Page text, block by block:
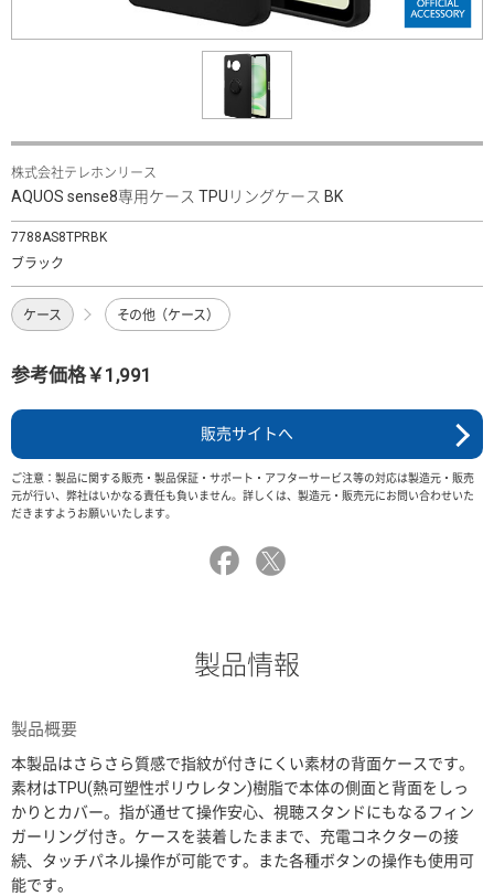
株式会社テレホンリース
AQUOS sense8専用ケース TPUリングケース BK
7788AS8TPRBK
ブラック
ケース その他（ケース）
参考価格￥1,991
販売サイトへ
ご注意：製品に関する販売・製品保証・サポート・アフターサービス等の対応は製造元・販売
元が行い、弊社はいかなる責任も負いません。詳しくは、製造元・販売元にお問い合わせいた
だきますようお願いいたします。
製品情報
製品概要
本製品はさらさら質感で指紋が付きにくい素材の背面ケースです。
素材はTPU(熱可塑性ポリウレタン)樹脂で本体の側面と背面をしっ
かりとカバー。指が通せて操作安心、視聴スタンドにもなるフィン
ガーリング付き。ケースを装着したままで、充電コネクターの接
続、タッチパネル操作が可能です。また各種ボタンの操作も使用可
能です。